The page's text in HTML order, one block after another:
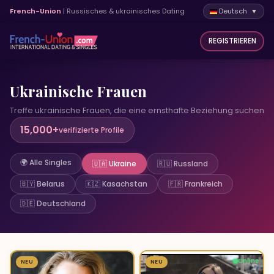
French-Union | Russisches & ukrainisches Dating Deutsch ▼
REGISTRIEREN
Ukrainische Frauen
Treffe ukrainische Frauen, die eine ernsthafte Beziehung suchen
15,000+verifizierte Profile
🌍 Alle Singles 🇺🇦 Ukraine
🇷🇺 Russland
🇧🇾 Belarus
🇰🇿 Kasachstan
🇫🇷 Frankreich
🇩🇪 Deutschland
1
NEU 1 Online
NEU